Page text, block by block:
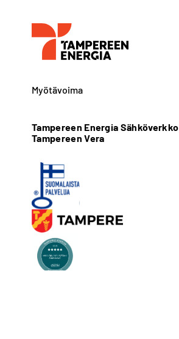
Myötävoima
Tampereen Energia Sähköverkko
Tampereen Vera